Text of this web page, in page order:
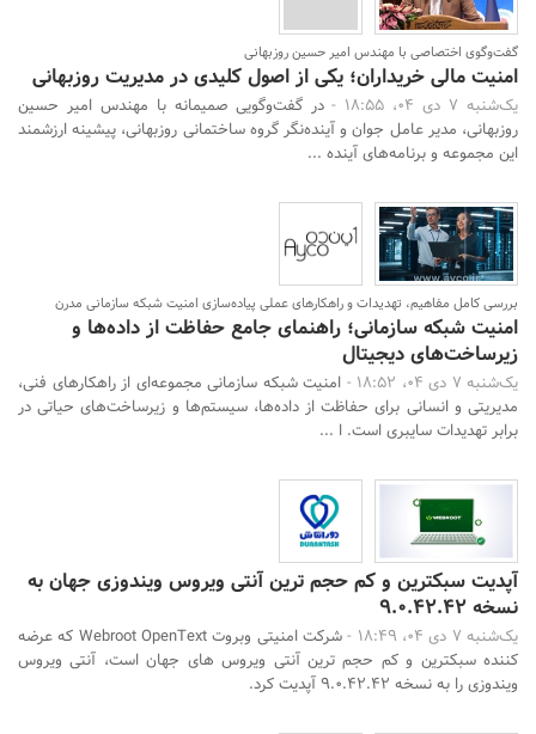
گفت‌وگوی اختصاصی با مهندس امیر حسین روزبهانی
امنیت مالی خریداران؛ یکی از اصول کلیدی در مدیریت روزبهانی
یک‌شنبه 7 دی 04، 18:55 -
در گفت‌وگویی صمیمانه با مهندس امیر حسین
روزبهانی، مدیر عامل جوان و آینده‌نگر گروه ساختمانی روزبهانی، پیشینه ارزشمند
این مجموعه و برنامه‌های آینده ...
بررسی کامل مفاهیم، تهدیدات و راهکارهای عملی پیاده‌سازی امنیت شبکه سازمانی مدرن
امنیت شبکه سازمانی؛ راهنمای جامع حفاظت از داده‌ها و
زیرساخت‌های دیجیتال
یک‌شنبه 7 دی 04، 18:52 -
امنیت شبکه سازمانی مجموعه‌ای از راهکارهای فنی،
مدیریتی و انسانی برای حفاظت از داده‌ها، سیستم‌ها و زیرساخت‌های حیاتی در
برابر تهدیدات سایبری است. ا ...
آپدیت سبکترین و کم حجم ترین آنتی ویروس ویندوزی جهان به
نسخه 9.0.42.42
یک‌شنبه 7 دی 04، 18:49 -
شرکت امنیتی وبروت Webroot OpenText که عرضه
کننده سبکترین و کم حجم ترین آنتی ویروس های جهان است، آنتی ویروس
ویندوزی را به نسخه 9.0.42.42 آپدیت کرد.